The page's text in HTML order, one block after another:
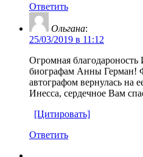
Ответить
Ольгана:
25/03/2019 в 11:12
Огромная благодароность
биографам Анны Герман!
автографом вернулась на
Инесса, сердечное Вам
[Цитировать]
Ответить